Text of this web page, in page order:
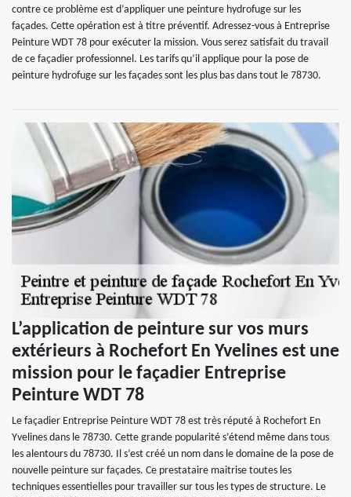
contre ce problème est d’appliquer une peinture hydrofuge sur les
façades. Cette opération est à titre préventif. Adressez-vous à Entreprise
Peinture WDT 78 pour exécuter la mission. Vous serez satisfait du travail
de ce façadier professionnel. Les tarifs qu’il applique pour la pose de
peinture hydrofuge sur les façades sont les plus bas dans tout le 78730.
L’application de peinture sur vos murs
extérieurs à Rochefort En Yvelines est une
mission pour le façadier Entreprise
Peinture WDT 78
Le façadier Entreprise Peinture WDT 78 est très réputé à Rochefort En
Yvelines dans le 78730. Cette grande popularité s’étend même dans tous
les alentours du 78730. Il s’est créé un nom dans le domaine de la pose de
nouvelle peinture sur façades. Ce prestataire maitrise toutes les
techniques essentielles pour travailler sur tous les types de structure. Le